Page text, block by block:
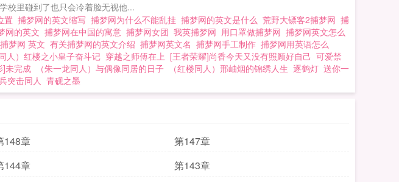
校里碰到了也只会冷着脸无视他...
置 捕梦网的英文缩写 捕梦网为什么不能乱挂 捕梦网的英文是什么 荒野大镖客2捕梦网 捕
网的英文 捕梦网在中国的寓意 捕梦网女团 我英捕梦网 用口罩做捕梦网 捕梦网英文怎么
捕梦网 英文 有关捕梦网的英文介绍 捕梦网英文名 捕梦网手工制作 捕梦网用英语怎么
同人）红楼之小皇子奋斗记 穿越之师傅在上 [王者荣耀]尚香今天又没有照顾好自己 可爱禁
]未完成 （朱一龙同人）与偶像同居的日子 （红楼同人）邢岫烟的锦绣人生 逐鹤灯 送你一
突击同人 青砚之墨
148章
第147章
144章
第143章